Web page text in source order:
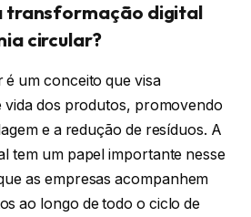
transformação digital
circular?
um conceito que visa
dos produtos, promovendo
e a redução de resíduos. A
tem um papel importante nesse
as empresas acompanhem
ao longo de todo o ciclo de